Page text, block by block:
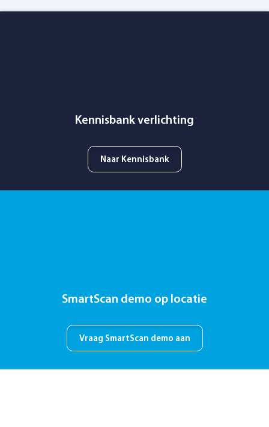
Kennisbank verlichting
Naar Kennisbank
SmartScan demo op locatie
Vraag SmartScan demo aan